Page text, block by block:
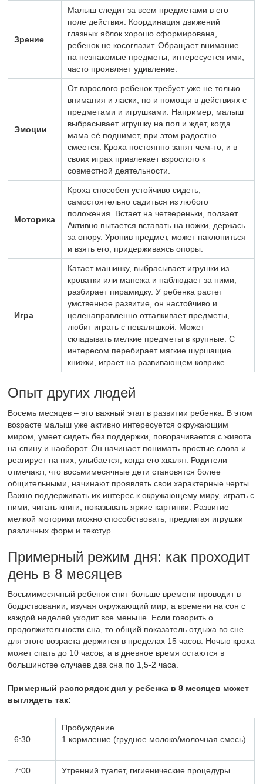
Зрение
Малыш следит за всем предметами в его
поле действия. Координация движений
глазных яблок хорошо сформирована,
ребенок не косоглазит. Обращает внимание
на незнакомые предметы, интересуется ими,
часто проявляет удивление.
Эмоции
От взрослого ребенок требует уже не только
внимания и ласки, но и помощи в действиях с
предметами и игрушками. Например, малыш
выбрасывает игрушку на пол и ждет, когда
мама её поднимет, при этом радостно
смеется. Кроха постоянно занят чем-то, и в
своих играх привлекает взрослого к
совместной деятельности.
Моторика
Кроха способен устойчиво сидеть,
самостоятельно садиться из любого
положения. Встает на четвереньки, ползает.
Активно пытается вставать на ножки, держась
за опору. Уронив предмет, может наклониться
и взять его, придерживаясь опоры.
Игра
Катает машинку, выбрасывает игрушки из
кроватки или манежа и наблюдает за ними,
разбирает пирамидку. У ребенка растет
умственное развитие, он настойчиво и
целенаправленно отталкивает предметы,
любит играть с неваляшкой. Может
складывать мелкие предметы в крупные. С
интересом перебирает мягкие шуршащие
книжки, играет на развивающем коврике.
Опыт других людей
Восемь месяцев – это важный этап в развитии ребенка. В этом
возрасте малыш уже активно интересуется окружающим
миром, умеет сидеть без поддержки, поворачивается с живота
на спину и наоборот. Он начинает понимать простые слова и
реагирует на них, улыбается, когда его хвалят. Родители
отмечают, что восьмимесячные дети становятся более
общительными, начинают проявлять свои характерные черты.
Важно поддерживать их интерес к окружающему миру, играть с
ними, читать книги, показывать яркие картинки. Развитие
мелкой моторики можно способствовать, предлагая игрушки
различных форм и текстур.
Примерный режим дня: как проходит
день в 8 месяцев
Восьмимесячный ребенок спит больше времени проводит в
бодрствовании, изучая окружающий мир, а времени на сон с
каждой неделей уходит все меньше. Если говорить о
продолжительности сна, то общий показатель отдыха во сне
для этого возраста держится в пределах 15 часов. Ночью кроха
может спать до 10 часов, а в дневное время остаются в
большинстве случаев два сна по 1,5-2 часа.
Примерный распорядок дня у ребенка в 8 месяцев может
выглядеть так:
6:30
Пробуждение.
1 кормление (грудное молоко/молочная смесь)
7:00 Утренний туалет, гигиенические процедуры